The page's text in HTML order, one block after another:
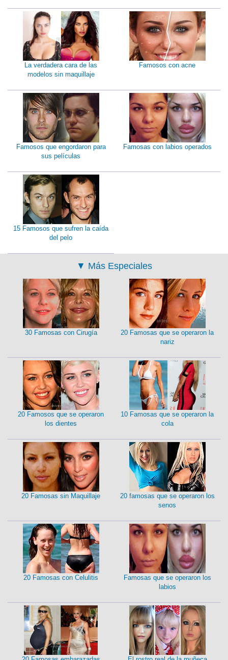
La verdadera cara de las
modelos sin maquillaje
Famosos con acne
Famosos que engordaron para
sus películas
Famosas con labios operados
15 Famosos que sufren la caída
del pelo
▼ Más Especiales
30 Famosas con Cirugía
20 Famosas que se operaron la
nariz
20 Famosos que se operaron
los dientes
10 Famosas que se operaron la
cola
20 Famosas sin Maquillaje
20 famosas que se operaron los
senos
20 Famosas con Celulitis
Famosas que se operaron los
labios